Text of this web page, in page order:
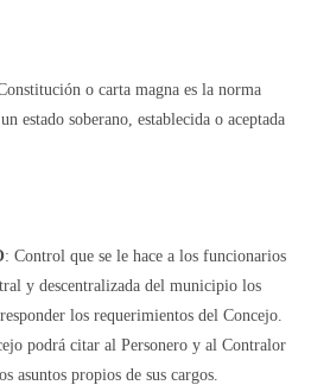
o carta magna es la norma
estado soberano, establecida o aceptada
: Control que se le hace a los funcionarios
y descentralizada del municipio los
los requerimientos del Concejo.
podrá citar al Personero y al Contralor
asuntos propios de sus cargos.